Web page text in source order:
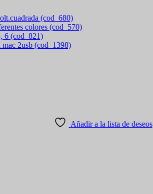
(cod_680)
colores (cod_570)
6 (cod_821)
mac 2usb (cod_1398)
Añadir a la lista de deseos